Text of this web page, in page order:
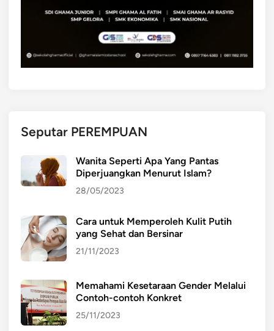
Seputar PEREMPUAN
Wanita Seperti Apa Yang Pantas
Diperjuangkan Menurut Islam?
28/05/2023
Cara untuk Memperoleh Kulit Putih
yang Sehat dan Bersinar
21/11/2023
Memahami Kesetaraan Gender Melalui
Contoh-contoh Konkret
25/11/2023